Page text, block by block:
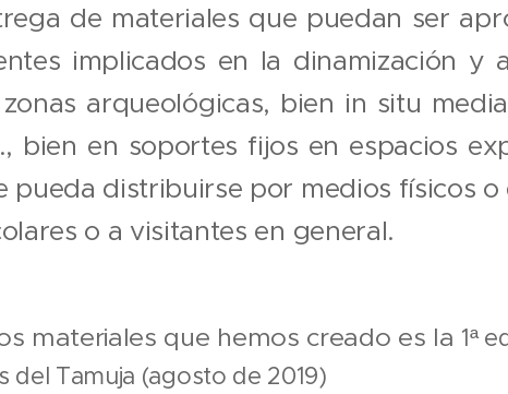
de materiales que puedan ser
implicados en la dinamización y
zonas arqueológicas, bien in situ
bien en soportes fijos en espacios
pueda distribuirse por medios físicos
o a visitantes en general.
materiales que hemos creado es la 1ª
del Tamuja (agosto de 2019)